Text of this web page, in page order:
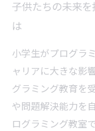
子供たちの未来
は
小学生がプログラ
ャリアに大きな影
グラミング教育を
や問題解決能力を
ログラミング教室